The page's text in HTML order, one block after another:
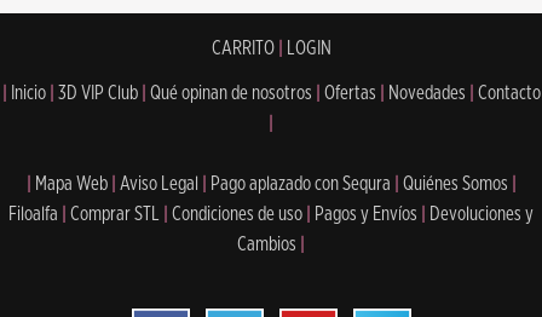
CARRITO| LOGIN
Inicio 3D VIP Club Qué opinan de nosotros Ofertas Novedades
Contacto
Mapa Web Aviso Legal Pago aplazado con Sequra Quiénes Somos
Filoalfa
Comprar STL Condiciones de uso Pagos y Envíos
Devoluciones y
Cambios